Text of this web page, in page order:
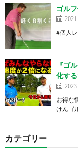
ゴル
#個人
『ゴ
化す
お得な
けんゴ
カテゴリー